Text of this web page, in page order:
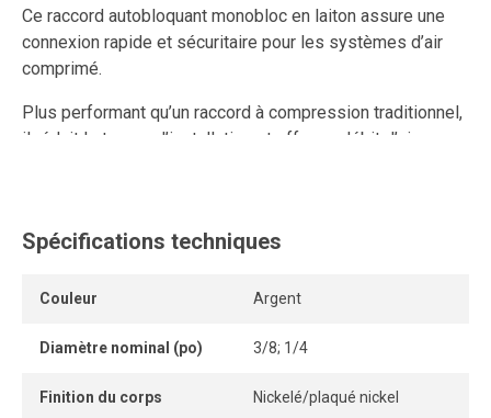
Ce raccord autobloquant monobloc en laiton assure une
connexion rapide et sécuritaire pour les systèmes d’air
comprimé.
Plus performant qu’un raccord à compression traditionnel,
il réduit le temps d’installation et offre un débit d’air
connexions et déconnexions tout en préservant une
Son système autobloquant sans outil ni pièce détachable
idéales pour les applications industrielles nécessitant
Spécifications techniques
Couleur Argent
Diamètre nominal (po) 3/8; 1/4
Finition du corps Nickelé/plaqué nickel